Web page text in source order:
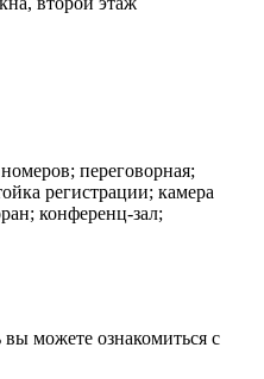
переговорная;
регистрации; камера
конференц-зал;
можете ознакомиться с